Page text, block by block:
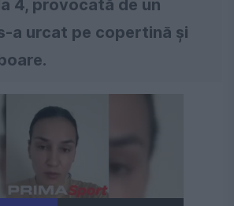
4, provocată de un
a urcat pe copertină și